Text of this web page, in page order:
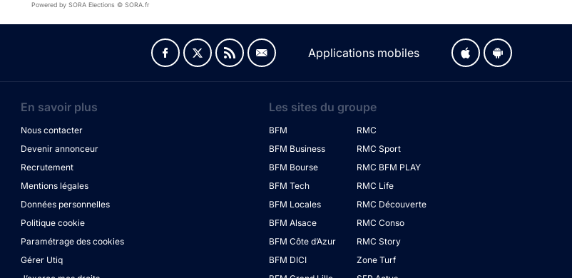
Powered by SORA Elections © SORA.fr
Applications mobiles
En savoir plus
Nous contacter
Devenir annonceur
Recrutement
Mentions légales
Données personnelles
Politique cookie
Paramétrage des cookies
Gérer Utiq
Les sites du groupe
BFM
BFM Business
BFM Bourse
BFM Tech
BFM Locales
BFM Alsace
BFM Côte d’Azur
BFM DICI
RMC
RMC Sport
RMC BFM PLAY
RMC Life
RMC Découverte
RMC Conso
RMC Story
Zone Turf